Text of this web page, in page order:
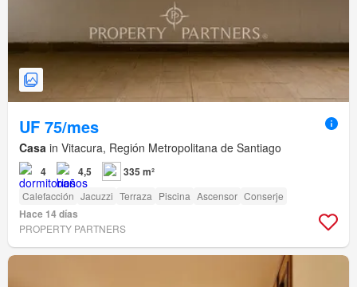
UF 75/mes
Casa in Vitacura, Región Metropolitana de Santiago
4 4,5 335 m²
Calefacción Jacuzzi Terraza Piscina Ascensor Conserje
Hace 14 días
PROPERTY PARTNERS